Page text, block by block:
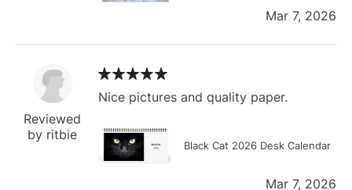
Mar 7, 2026
Reviewed
by ritbie
Nice pictures and quality paper.
Black Cat 2026 Desk Calendar
Mar 7, 2026